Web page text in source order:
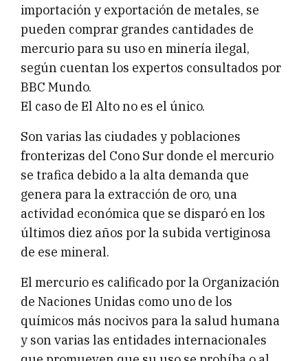
importación y exportación de metales, se
pueden comprar grandes cantidades de
mercurio para su uso en minería ilegal,
según cuentan los expertos consultados por
BBC Mundo.
El caso de El Alto no es el único.
Son varias las ciudades y poblaciones
fronterizas del Cono Sur donde el mercurio
se trafica debido a la alta demanda que
genera para la extracción de oro, una
actividad económica que se disparó en los
últimos diez años por la subida vertiginosa
de ese mineral.
El mercurio es calificado por la Organización
de Naciones Unidas como uno de los
químicos más nocivos para la salud humana
y son varias las entidades internacionales